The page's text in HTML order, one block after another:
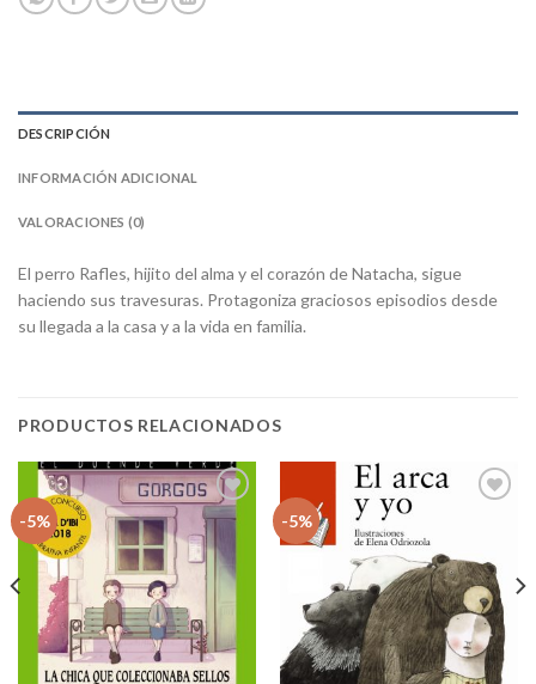
DESCRIPCIÓN
INFORMACIÓN ADICIONAL
VALORACIONES (0)
El perro Rafles, hijito del alma y el corazón de Natacha, sigue
haciendo sus travesuras. Protagoniza graciosos episodios desde
su llegada a la casa y a la vida en familia.
PRODUCTOS RELACIONADOS
-5%
Añadir
lista
de
deseos
-5%
de
deseos